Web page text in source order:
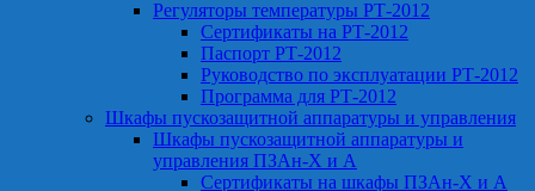
Регуляторы температуры РТ-2012
Сертификаты на РТ-2012
Паспорт РТ-2012
Руководство по эксплуатации РТ-2012
Программа для РТ-2012
Шкафы пускозащитной аппаратуры и управления
Шкафы пускозащитной аппаратуры и
управления ПЗАн-Х и А
Сертификаты на шкафы ПЗАн-Х и А